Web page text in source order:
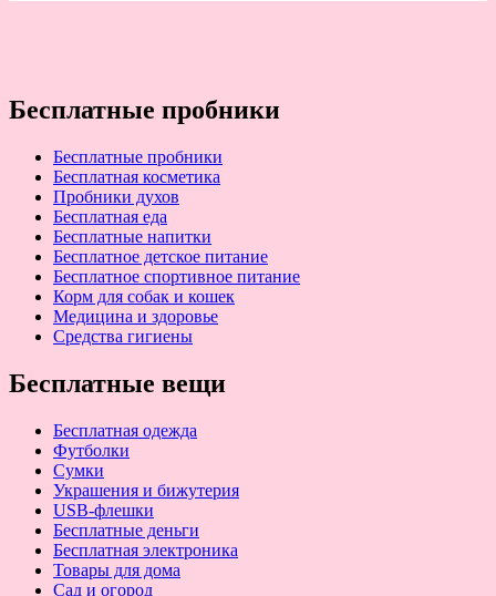
Бесплатные пробники
Бесплатные пробники
Бесплатная косметика
Пробники духов
Бесплатная еда
Бесплатные напитки
Бесплатное детское питание
Бесплатное спортивное питание
Корм для собак и кошек
Медицина и здоровье
Средства гигиены
Бесплатные вещи
Бесплатная одежда
Футболки
Сумки
Украшения и бижутерия
USB-флешки
Бесплатные деньги
Бесплатная электроника
Товары для дома
Сад и огород